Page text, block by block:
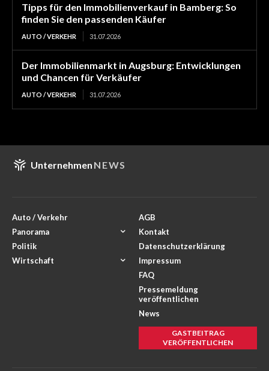
Tipps für den Immobilienverkauf in Bamberg: So
finden Sie den passenden Käufer
AUTO / VERKEHR 31.07.2026
Der Immobilienmarkt in Augsburg: Entwicklungen
und Chancen für Verkäufer
AUTO / VERKEHR 31.07.2026
Unternehmen NEWS
Auto / Verkehr
Panorama
Politik
Wirtschaft
AGB
Kontakt
Datenschutzerklärung
Impressum
FAQ
Pressemeldung
veröffentlichen
News
GASTBEITRAG
VERÖFFENTLICHEN